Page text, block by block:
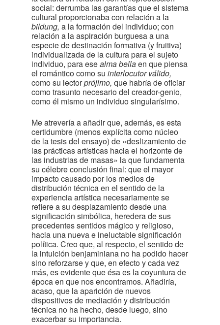
social: derrumba las garantías que el sistema
cultural proporcionaba con relación a la
bildung, a la formación del individuo; con
relación a la aspiración burguesa a una
especie de destinación formativa (y fruitiva)
individualizada de la cultura para el sujeto
individuo, para esealma bellaen que piensa
el romántico como su interlocutor válido,
como su lectorprójimo, que habría de oficiar
como trasunto necesario del creador-genio,
como él mismo un individuo singularísimo.
Me atrevería a añadir que, además, es esta
certidumbre (menos explícita como núcleo
de la tesis del ensayo) de «deslizamiento de
las prácticas artísticas hacia el horizonte de
las industrias de masas» la que fundamenta
su célebre conclusión final: que el mayor
impacto causado por los medios de
distribución técnica en el sentido de la
experiencia artística necesariamente se
refiere a su desplazamiento desde una
significación simbólica, heredera de sus
precedentes sentidos mágico y religioso,
hacia una nueva e ineluctable significación
política. Creo que, al respecto, el sentido de
la intuición benjaminiana no ha podido hacer
sino reforzarse y que, en efecto y cada vez
más, es evidente que ésa es la coyuntura de
época en que nos encontramos. Añadiría,
acaso, que la aparición de nuevos
dispositivos de mediación y distribución
técnica no ha hecho, desde luego, sino
exacerbar su importancia.